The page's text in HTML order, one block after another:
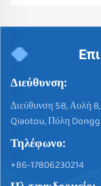
Διεύθυνση:
Διεύθυνση 58, Αυλή
Qiaotou, Πόλη
Τηλέφωνο:
+86-17806230214